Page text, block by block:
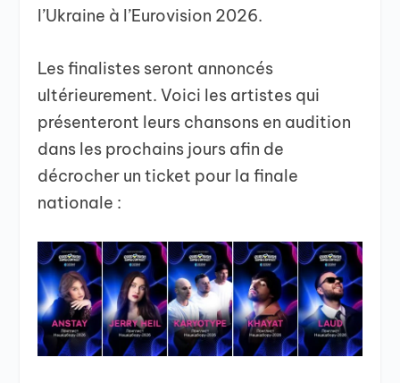
l’Ukraine à l’Eurovision 2026.
Les finalistes seront annoncés
ultérieurement. Voici les artistes qui
présenteront leurs chansons en audition
dans les prochains jours afin de
décrocher un ticket pour la finale
nationale :